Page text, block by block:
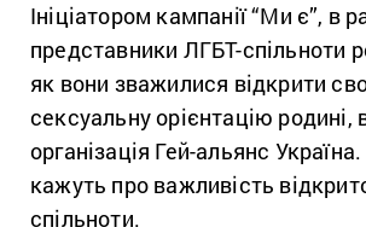
Ініціатором кампанії “Ми є”, в
представники ЛГБТ-спільноти
як вони зважилися відкрити
сексуальну орієнтацію родині,
організація Гей-альянс
кажуть про важливість
спільноти.